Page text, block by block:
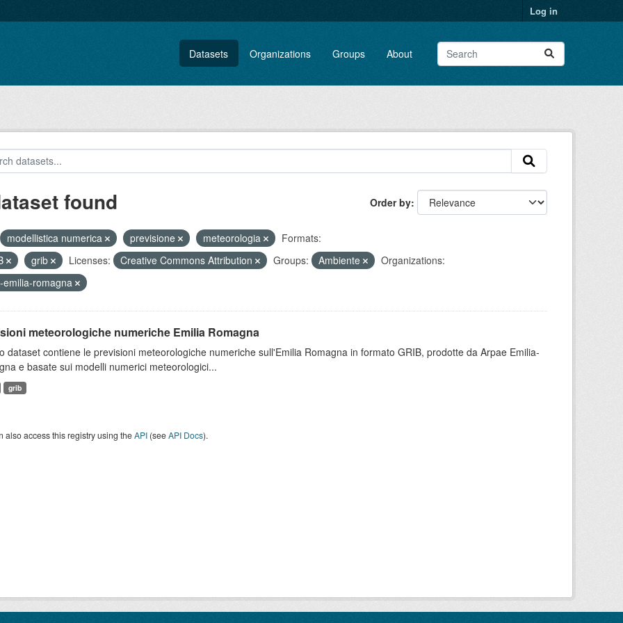
Log in
Datasets Organizations Groups About
Order by
found
modellistica numerica previsione meteorologia
Formats:
grib Licenses: Creative Commons Attribution Groups: Ambiente
Organizations:
emilia-romagna
meteorologiche numeriche Emilia Romagna
dataset contiene le previsioni meteorologiche numeriche sull'Emilia Romagna in formato GRIB, prodotte da Arpae Emilia-
e basate sui modelli numerici meteorologici...
grib
also access this registry using theAPI(seeAPI Docs).